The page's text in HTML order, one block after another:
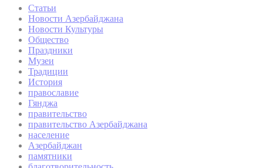
Статьи
Новости Азербайджана
Новости Культуры
Общество
Праздники
Музеи
Традиции
История
православие
Гянджа
правительство
правительство Азербайджана
население
Азербайджан
памятники